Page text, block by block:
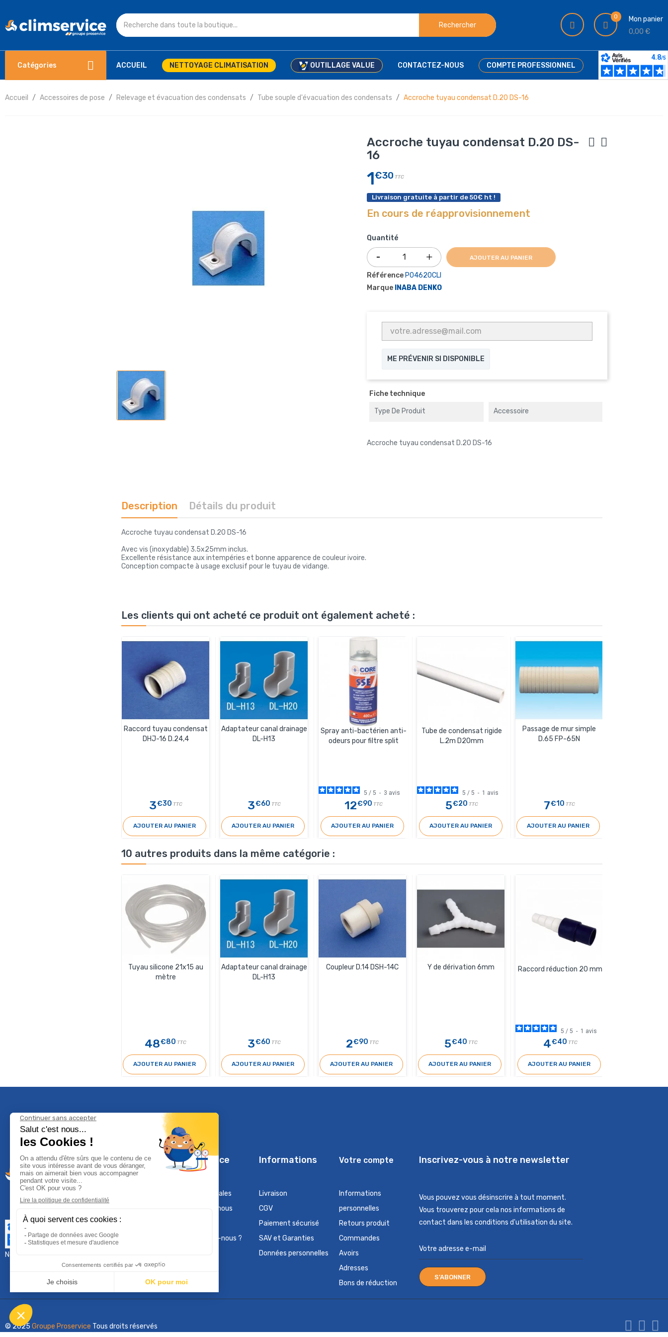
Rechercher
0
Mon panier
0,00 €
Catégories ACCUEIL NETTOYAGE CLIMATISATION OUTILLAGE VALUE CONTACTEZ-NOUS COMPTE PROFESSIONNEL
Accueil Accessoires de pose Relevage et évacuation des condensats Tube souple d'évacuation des condensats Accroche tuyau condensat D.20 DS-16
Accroche tuyau condensat D.20 DS-
16
1€30 TTC
Livraison gratuite à partir de 50€ ht !
En cours de réapprovisionnement
Quantité
AJOUTER AU PANIER
Référence P04620CLI
Marque INABA DENKO
ME PRÉVENIR SI DISPONIBLE
Fiche technique
Type De Produit Accessoire
Accroche tuyau condensat D.20 DS-16
Description Détails du produit
Accroche tuyau condensat D.20 DS-16
Avec vis (inoxydable) 3.5x25mm inclus.
Excellente résistance aux intempéries et bonne apparence de couleur ivoire.
Conception compacte à usage exclusif pour le tuyau de vidange.
Les clients qui ont acheté ce produit ont également acheté :
Raccord tuyau condensat
DHJ-16 D.24,4
3€30 TTC
AJOUTER AU PANIER
Adaptateur canal drainage
DL-H13
3€60 TTC
AJOUTER AU PANIER
Spray anti-bactérien anti-
odeurs pour filtre split
5 / 5 - 3 avis
12€90 TTC
AJOUTER AU PANIER
Tube de condensat rigide
L.2m D20mm
5 / 5 - 1 avis
5€20 TTC
AJOUTER AU PANIER
Passage de mur simple
D.65 FP-65N
7€10 TTC
AJOUTER AU PANIER
10 autres produits dans la même catégorie :
Tuyau silicone 21x15 au
mètre
48€80 TTC
AJOUTER AU PANIER
Adaptateur canal drainage
DL-H13
3€60 TTC
AJOUTER AU PANIER
Coupleur D.14 DSH-14C
2€90 TTC
AJOUTER AU PANIER
Y de dérivation 6mm
5€40 TTC
AJOUTER AU PANIER
Raccord réduction 20 mm
5 / 5 - 1 avis
4€40 TTC
AJOUTER AU PANIER
Nous contacter :
Climservice
Mentions légales
Contactez-nous
Qui sommes-nous ?
Informations
Livraison
CGV
Paiement sécurisé
SAV et Garanties
Données personnelles
Votre compte
Informations
personnelles
Retours produit
Commandes
Avoirs
Adresses
Bons de réduction
Inscrivez-vous à notre newsletter
Vous pouvez vous désinscrire à tout moment.
Vous trouverez pour cela nos informations de
contact dans les conditions d'utilisation du site.
© 2025 Groupe Proservice Tous droits réservés